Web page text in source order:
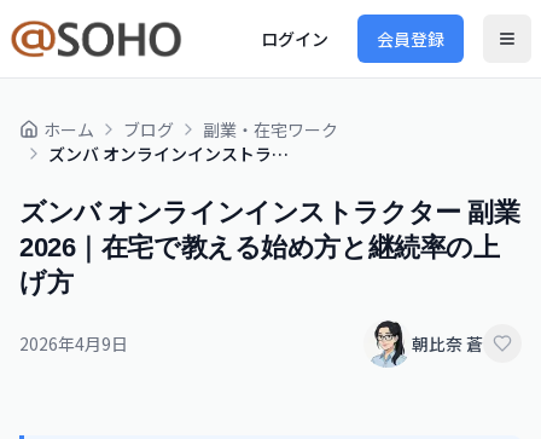
ログイン 会員登録
ホーム ブログ
副業・在宅ワーク
ズンバ オンラインインストラクター 副業 2026｜在宅で教える始め方と継続率の上げ方
ズンバ オンラインインストラクター 副業
2026｜在宅で教える始め方と継続率の上
げ方
2026年4月9日 朝比奈 蒼